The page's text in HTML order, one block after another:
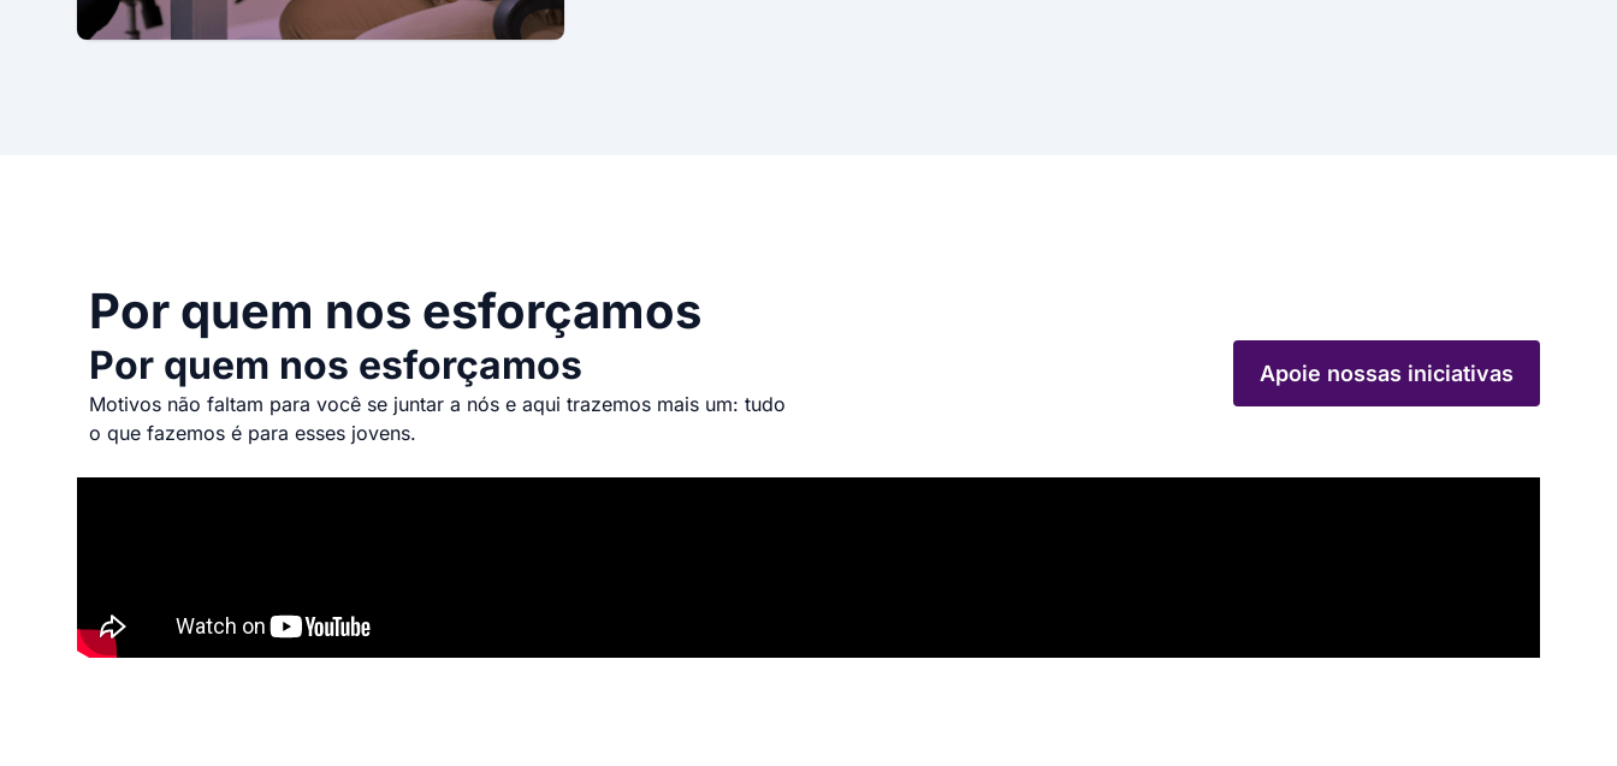
Por quem nos esforçamos
Por quem nos esforçamos
Motivos não faltam para você se juntar a nós e aqui trazemos mais um: tudo
o que fazemos é para esses jovens.
Apoie nossas iniciativas